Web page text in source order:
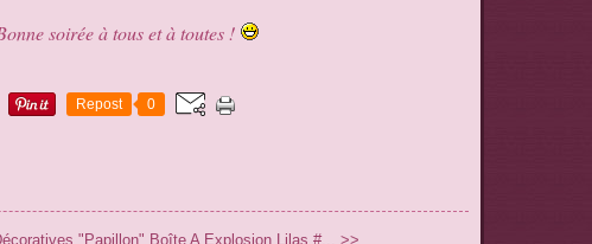
soirée à tous et à toutes !
Repost 0
"Papillon" Boîte A Explosion Lilas #... >>